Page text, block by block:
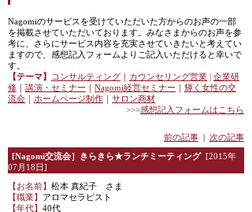
Nagomiのサービスを受けていただいた方からのお声の一部
を掲載させていただいております。みなさまからのお声を参
考に、さらにサービス内容を充実させていきたいと考えてい
ますので、感想記入フォームよりご記入いただけると幸いで
す。
【テーマ】
コンサルティング カウンセリング営業
企業研
修
講演・セミナー Nagomi経営セミナー
輝く女性の交
流会
ホームページ制作
サロン商材
>>>感想記入フォームはこちら
前の記事 次の記事
[Nagomi交流会］きらきら★ランチミーティング
[2015年
07月18日]
【お名前】 松本 真紀子 さま
【職業】 アロマセラピスト
【年代】 40代